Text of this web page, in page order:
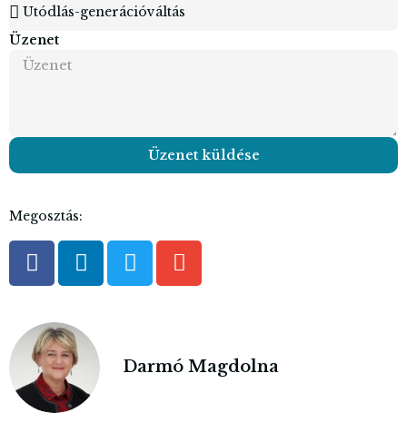
Üzenet
Üzenet küldése
Megosztás:
Darmó Magdolna